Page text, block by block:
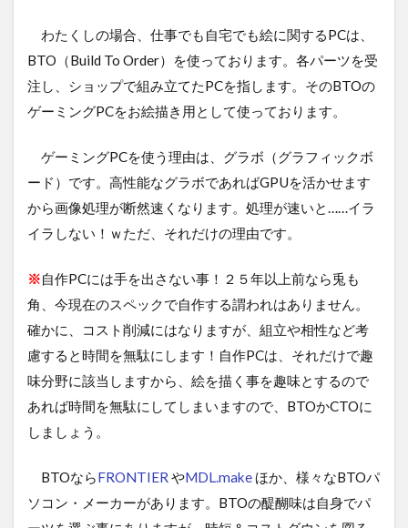
わたくしの場合、仕事でも自宅でも絵に関するPCは、
BTO（Build To Order）を使っております。各パーツを受
注し、ショップで組み立てたPCを指します。そのBTOの
ゲーミングPCをお絵描き用として使っております。
ゲーミングPCを使う理由は、グラボ（グラフィックボ
ード）です。高性能なグラボであればGPUを活かせます
から画像処理が断然速くなります。処理が速いと……イラ
イラしない！ｗただ、それだけの理由です。
※自作PCには手を出さない事！２５年以上前なら兎も
角、今現在のスペックで自作する謂われはありません。
確かに、コスト削減にはなりますが、組立や相性など考
慮すると時間を無駄にします！自作PCは、それだけで趣
味分野に該当しますから、絵を描く事を趣味とするので
あれば時間を無駄にしてしまいますので、BTOかCTOに
しましょう。
BTOならFRONTIER やMDL.makeほか、様々なBTOパ
ソコン・メーカーがあります。BTOの醍醐味は自身でパ